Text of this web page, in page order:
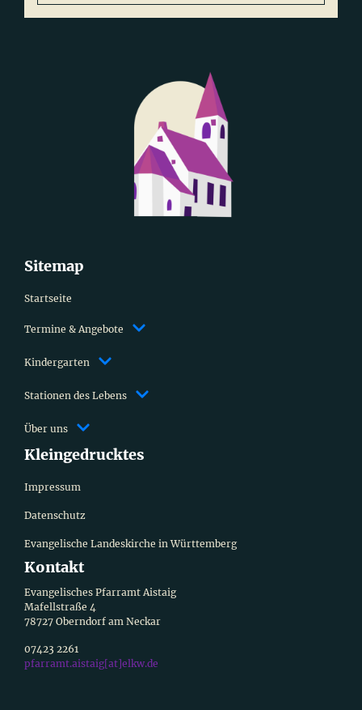
Sitemap
Startseite
Termine & Angebote
Kindergarten
Stationen des Lebens
Über uns
Kleingedrucktes
Impressum
Datenschutz
Evangelische Landeskirche in Württemberg
Kontakt
Evangelisches Pfarramt Aistaig
Mafellstraße 4
78727 Oberndorf am Neckar
07423 2261
pfarramt.aistaig[at]elkw.de